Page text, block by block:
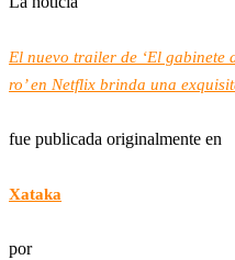
El nuevo trailer de ‘El gabinete
ro’ en Netflix brinda una
fue publicada originalmente en
Xataka
por